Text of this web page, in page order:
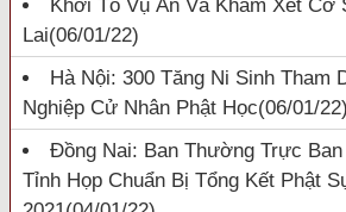
Khởi Tố Vụ Án Và Khám Xét Cơ
Lai(06/01/22)
Hà Nội: 300 Tăng Ni Sinh Tham
Nghiệp Cử Nhân Phật Học(06/01/22)
Đồng Nai: Ban Thường Trực
Tỉnh Họp Chuẩn Bị Tổng Kết Phật